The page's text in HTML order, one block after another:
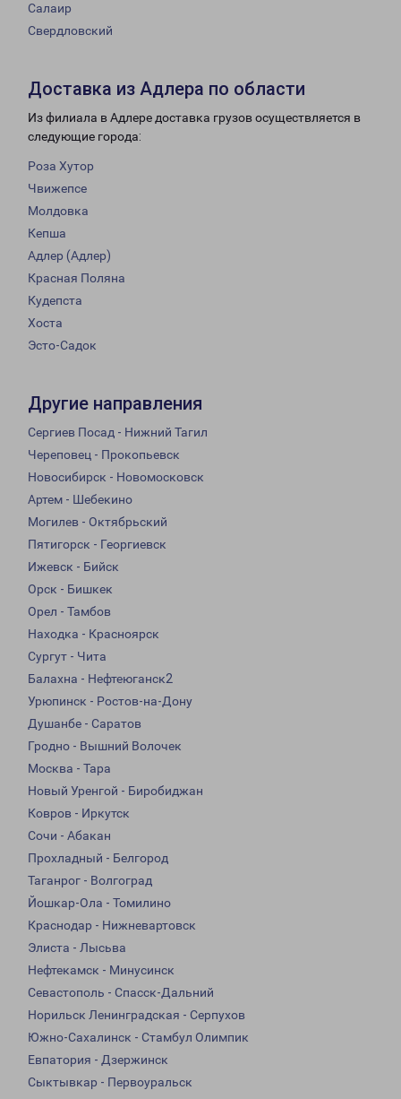
Салаир
Свердловский
Доставка из Адлера по области
Из филиала в Адлере доставка грузов осуществляется в
следующие города:
Роза Хутор
Чвижепсе
Молдовка
Кепша
Адлер (Адлер)
Красная Поляна
Кудепста
Хоста
Эсто-Садок
Другие направления
Сергиев Посад - Нижний Тагил
Череповец - Прокопьевск
Новосибирск - Новомосковск
Артем - Шебекино
Могилев - Октябрьский
Пятигорск - Георгиевск
Ижевск - Бийск
Орск - Бишкек
Орел - Тамбов
Находка - Красноярск
Сургут - Чита
Балахна - Нефтеюганск2
Урюпинск - Ростов-на-Дону
Душанбе - Саратов
Гродно - Вышний Волочек
Москва - Тара
Новый Уренгой - Биробиджан
Ковров - Иркутск
Сочи - Абакан
Прохладный - Белгород
Таганрог - Волгоград
Йошкар-Ола - Томилино
Краснодар - Нижневартовск
Элиста - Лысьва
Нефтекамск - Минусинск
Севастополь - Спасск-Дальний
Норильск Ленинградская - Серпухов
Южно-Сахалинск - Стамбул Олимпик
Евпатория - Дзержинск
Сыктывкар - Первоуральск